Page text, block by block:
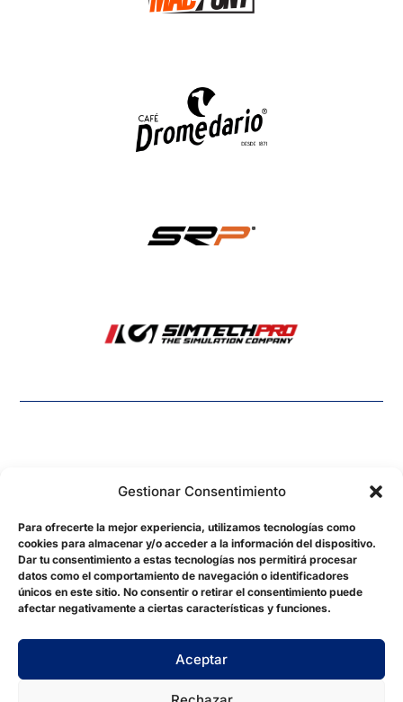
Gestionar Consentimiento
Para ofrecerte la mejor experiencia, utilizamos tecnologías como
cookies para almacenar y/o acceder a la información del dispositivo.
Dar tu consentimiento a estas tecnologías nos permitirá procesar
datos como el comportamiento de navegación o identificadores
únicos en este sitio. No consentir o retirar el consentimiento puede
afectar negativamente a ciertas características y funciones.
Aceptar
hydrasimsports@gmail.com
©2026. Created byjordimorenodiaz.dev
Aviso Legal
Política de Privacidad
Política de Cookies